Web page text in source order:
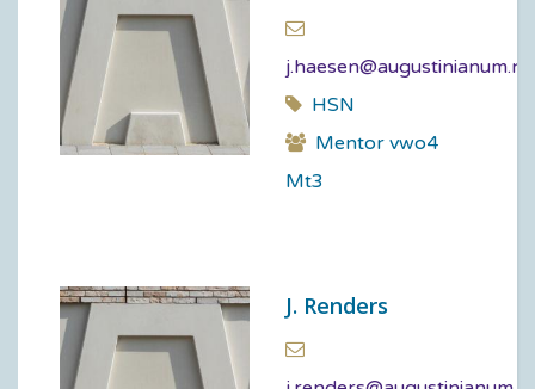
j.haesen@augustinianum.nl
HSN
Mentor vwo4
Mt3
J. Renders